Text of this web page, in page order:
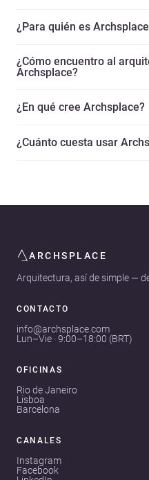
¿Para quién es
¿Cómo encuentro al
Archsplace?
¿En qué cree Archsplace?
¿Cuánto cuesta usar
ARCHSPLACE
Arquitectura, así de simple —
CONTACTO
info@archsplace.com
Lun–Vie · 9:00–18:00 (BRT)
OFICINAS
Rio de Janeiro
Lisboa
Barcelona
CANALES
Instagram
Facebook